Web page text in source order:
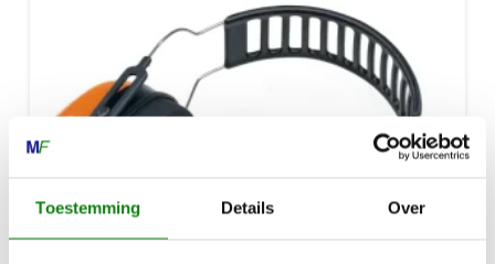
Toestemming Details Over